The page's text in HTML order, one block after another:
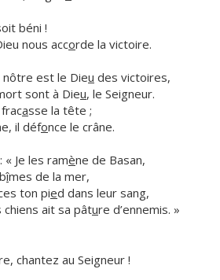
béni !
nous accorde la victoire.
nôtre est le Dieu des victoires,
sont à Dieu, le Seigneur.
asse la tête ;
il défonce le crâne.
« Je les ramène de Basan,
îmes de la mer,
ton pied dans leur sang,
chiens ait sa pâture d’ennemis. »
chantez au Seigneur !